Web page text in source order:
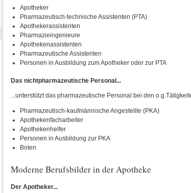
Apotheker
Pharmazeutisch-technische Assistenten (PTA)
Apothekerassistenten
Pharmazieingenieure
Apothekenassistenten
Pharmazeutische Assistenten
Personen in Ausbildung zum Apotheker oder zur PTA
Das nichtpharmazeutische Personal...
...unterstützt das pharmazeutische Personal bei den
Pharmazeutisch-kaufmännische Angestellte (PKA)
Apothekenfacharbeiter
Apothekenhelfer
Personen in Ausbildung zur PKA
Boten
Moderne Berufsbilder in der Apotheke
Der Apotheker...